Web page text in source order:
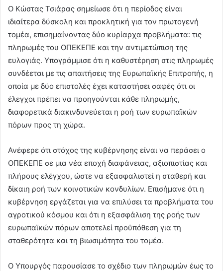
Ο Κώστας Τσιάρας σημείωσε ότι η περίοδος είναι
ιδιαίτερα δύσκολη και προκλητική για τον πρωτογενή
τομέα, επισημαίνοντας δύο κυρίαρχα προβλήματα: τις
πληρωμές του ΟΠΕΚΕΠΕ και την αντιμετώπιση της
ευλογιάς. Υπογράμμισε ότι η καθυστέρηση στις πληρωμές
συνδέεται με τις απαιτήσεις της Ευρωπαϊκής Επιτροπής, η
οποία με δύο επιστολές έχει καταστήσει σαφές ότι οι
έλεγχοι πρέπει να προηγούνται κάθε πληρωμής,
διαφορετικά διακινδυνεύεται η ροή των ευρωπαϊκών
πόρων προς τη χώρα.
Ανέφερε ότι στόχος της κυβέρνησης είναι να περάσει ο
ΟΠΕΚΕΠΕ σε μια νέα εποχή διαφάνειας, αξιοπιστίας και
πλήρους ελέγχου, ώστε να εξασφαλιστεί η σταθερή και
δίκαιη ροή των κοινοτικών κονδυλίων. Επισήμανε ότι η
κυβέρνηση εργάζεται για να επιλύσει τα προβλήματα του
αγροτικού κόσμου και ότι η εξασφάλιση της ροής των
ευρωπαϊκών πόρων αποτελεί προϋπόθεση για τη
σταθερότητα και τη βιωσιμότητα του τομέα.
Ο Υπουργός παρουσίασε το σχέδιο των πληρωμών έως το